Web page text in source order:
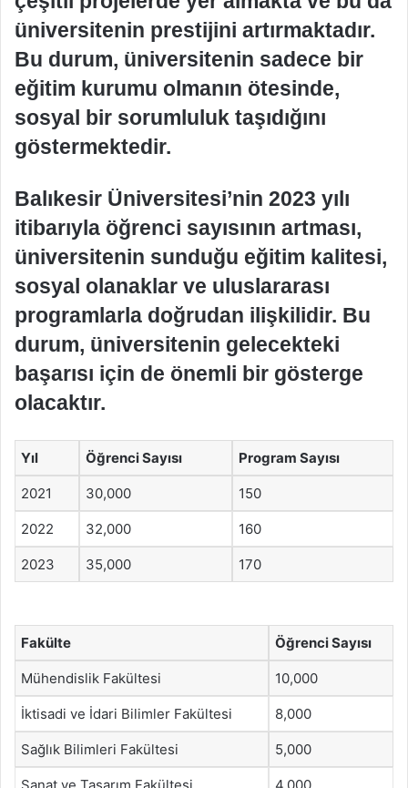
üniversitenin prestijini artırmaktadır.
Bu durum, üniversitenin sadece bir
eğitim kurumu olmanın ötesinde,
sosyal bir sorumluluk taşıdığını
göstermektedir.
Balıkesir Üniversitesi’nin 2023 yılı
itibarıyla öğrenci sayısının artması,
üniversitenin sunduğu eğitim kalitesi,
sosyal olanaklar ve uluslararası
programlarla doğrudan ilişkilidir. Bu
durum, üniversitenin gelecekteki
başarısı için de önemli bir gösterge
olacaktır.
Yıl Öğrenci Sayısı Program Sayısı
2021 30,000 150
2022 32,000 160
2023 35,000 170
Fakülte Öğrenci Sayısı
Mühendislik Fakültesi 10,000
İktisadi ve İdari Bilimler Fakültesi 8,000
Sağlık Bilimleri Fakültesi 5,000